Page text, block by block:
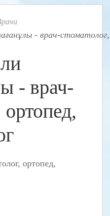
- врач-
- врач-
ортопед,
ортопед,